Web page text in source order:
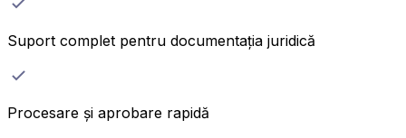
Suport complet pentru documentația juridică
Procesare și aprobare rapidă